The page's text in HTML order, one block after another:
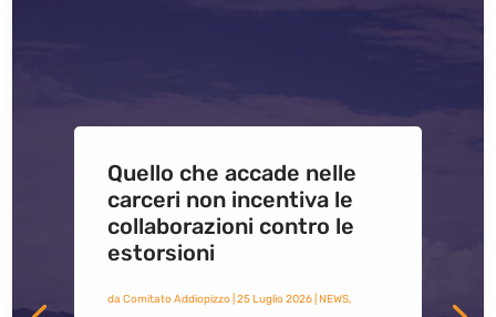
Quello che accade nelle
carceri non incentiva le
collaborazioni contro le
estorsioni
da Comitato Addiopizzo| 25 Luglio 2026| NEWS,